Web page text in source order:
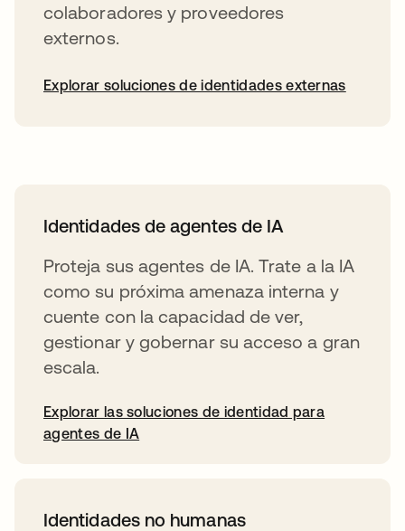
colaboradores y proveedores
externos.
Explorar soluciones de identidades externas
Identidades de agentes de IA
Proteja sus agentes de IA. Trate a la IA
como su próxima amenaza interna y
cuente con la capacidad de ver,
gestionar y gobernar su acceso a gran
escala.
Explorar las soluciones de identidad para
agentes de IA
Identidades no humanas